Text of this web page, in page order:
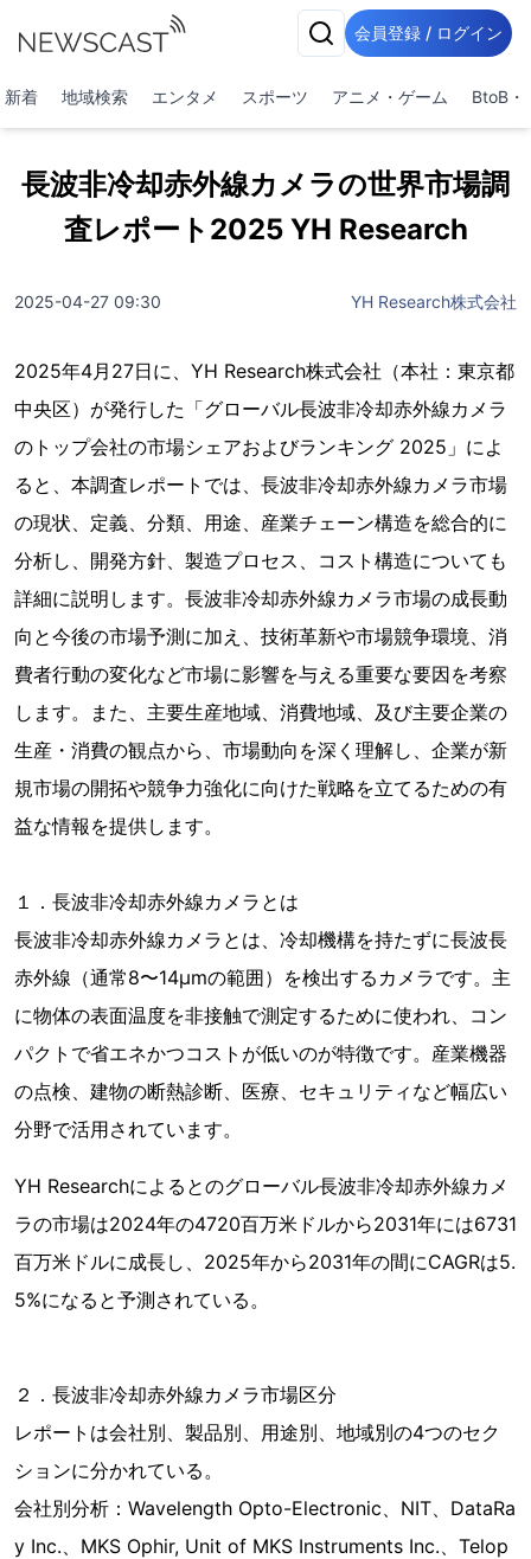
会員登録 / ログイン
新着 地域検索 エンタメ スポーツ アニメ・ゲーム BtoB・
長波非冷却赤外線カメラの世界市場調
査レポート2025 YH Research
2025-04-27 09:30 YH Research株式会社
2025年4月27日に、YH Research株式会社（本社：東京都
中央区）が発行した「グローバル長波非冷却赤外線カメラ
のトップ会社の市場シェアおよびランキング 2025」によ
ると、本調査レポートでは、長波非冷却赤外線カメラ市場
の現状、定義、分類、用途、産業チェーン構造を総合的に
分析し、開発方針、製造プロセス、コスト構造についても
詳細に説明します。長波非冷却赤外線カメラ市場の成長動
向と今後の市場予測に加え、技術革新や市場競争環境、消
費者行動の変化など市場に影響を与える重要な要因を考察
します。また、主要生産地域、消費地域、及び主要企業の
生産・消費の観点から、市場動向を深く理解し、企業が新
規市場の開拓や競争力強化に向けた戦略を立てるための有
益な情報を提供します。
１．長波非冷却赤外線カメラとは
長波非冷却赤外線カメラとは、冷却機構を持たずに長波長
赤外線（通常8〜14μmの範囲）を検出するカメラです。主
に物体の表面温度を非接触で測定するために使われ、コン
パクトで省エネかつコストが低いのが特徴です。産業機器
の点検、建物の断熱診断、医療、セキュリティなど幅広い
分野で活用されています。
YH Researchによるとのグローバル長波非冷却赤外線カメ
ラの市場は2024年の4720百万米ドルから2031年には6731
百万米ドルに成長し、2025年から2031年の間にCAGRは5.
5%になると予測されている。
２．長波非冷却赤外線カメラ市場区分
レポートは会社別、製品別、用途別、地域別の4つのセク
ションに分かれている。
会社別分析：Wavelength Opto-Electronic、NIT、DataRa
y Inc.、MKS Ophir, Unit of MKS Instruments Inc.、Telop